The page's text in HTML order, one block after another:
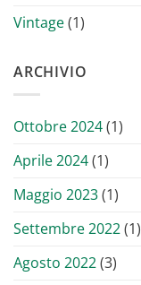
Vintage(1)
ARCHIVIO
Ottobre 2024(1)
Aprile 2024(1)
Maggio 2023(1)
Settembre 2022(1)
Agosto 2022(3)